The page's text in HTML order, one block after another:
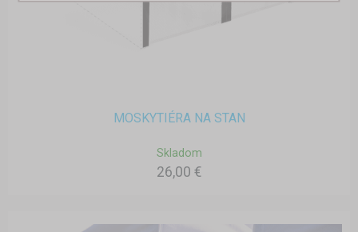
MOSKYTIÉRA NA STAN
Skladom
26,00 €